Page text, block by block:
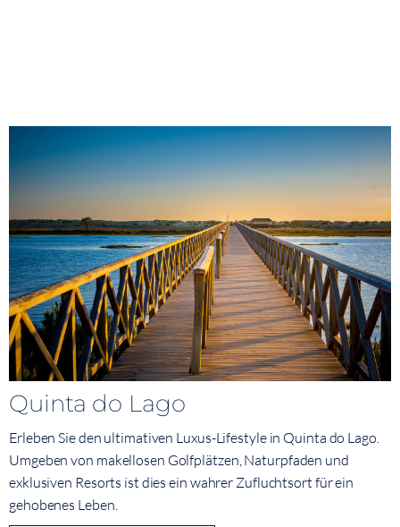
Quinta do Lago
Erleben Sie den ultimativen Luxus-Lifestyle in Quinta do Lago.
Umgeben von makellosen Golfplätzen, Naturpfaden und
exklusiven Resorts ist dies ein wahrer Zufluchtsort für ein
gehobenes Leben.